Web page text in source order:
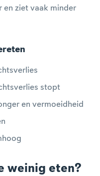
en ziet vaak minder
stopt
en vermoeidheid
weinig eten?